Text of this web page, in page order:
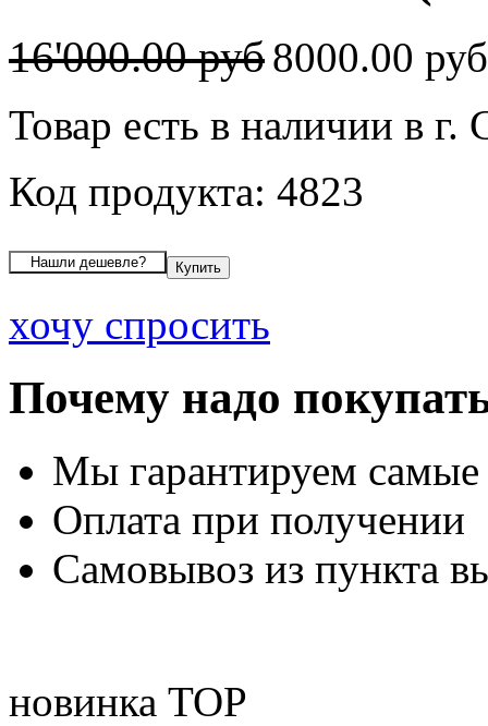
16'000.00 руб8000.00
Товар есть в наличии в г.
Код продукта: 4823
хочу спросить
Почему надо
Мы гарантируем
Оплата при получении
Самовывоз из пункта
новинка TOP